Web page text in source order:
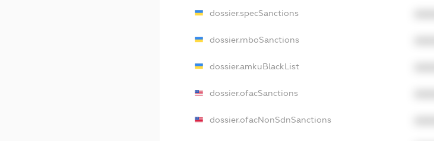
dossier.specSanctions
dossier.rnboSanctions
dossier.amkuBlackList
dossier.ofacSanctions
dossier.ofacNonSdnSanctions